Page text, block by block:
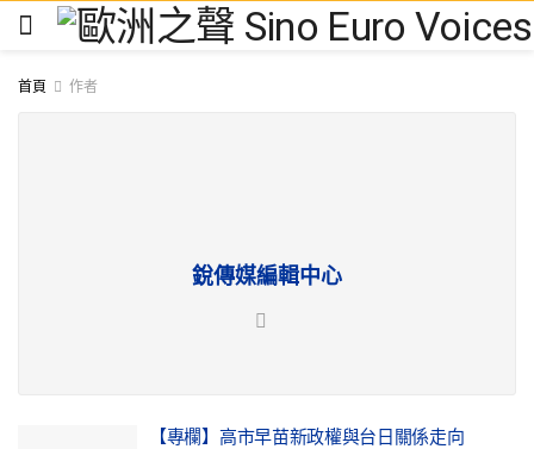
首頁 作者
銳傳媒編輯中心
【專欄】高市早苗新政權與台日關係走向